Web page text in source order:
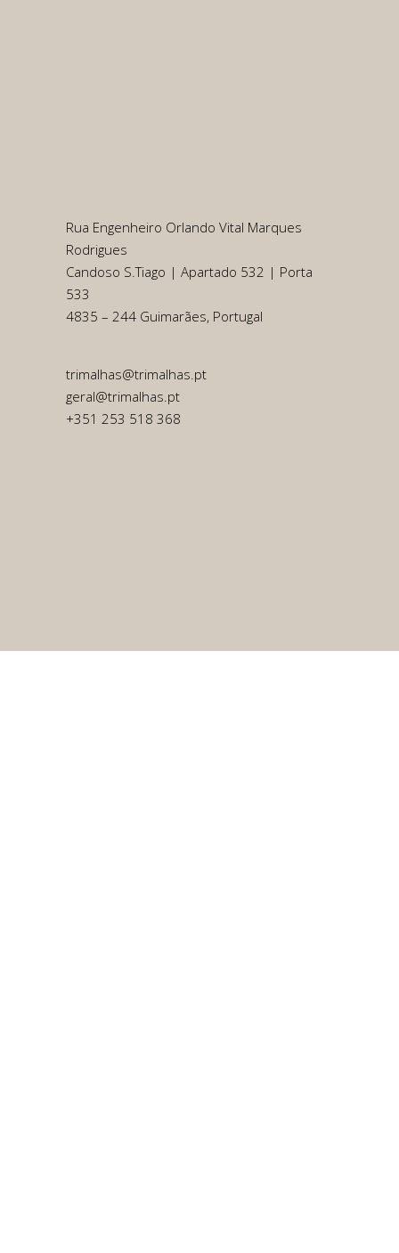
Rua Engenheiro Orlando Vital Marques
Rodrigues
Candoso S.Tiago | Apartado 532 | Porta
533
4835 – 244 Guimarães, Portugal
trimalhas@trimalhas.pt
geral@trimalhas.pt
+351 253 518 368